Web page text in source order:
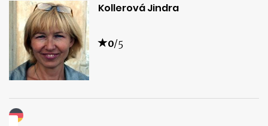
Kollerová Jindra
0/5